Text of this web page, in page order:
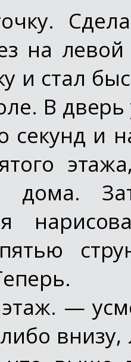
на
и стал
В
секунд и
дома.
—